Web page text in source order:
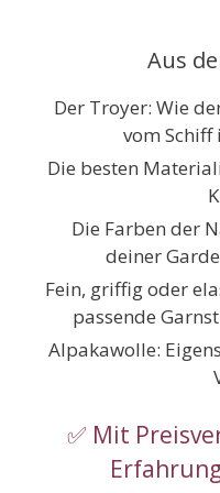
Aus
Der Troyer: Wie
vom
Die besten
Die Farben der
deiner
Fein, griffig oder
passende
Alpakawolle:
✅ Mit